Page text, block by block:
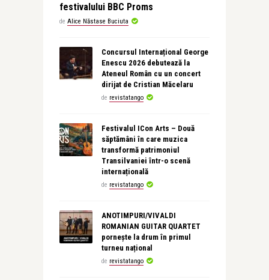
festivalului BBC Proms
de Alice Năstase Buciuta
Concursul Internațional George
Enescu 2026 debutează la
Ateneul Român cu un concert
dirijat de Cristian Măcelaru
de revistatango
Festivalul ICon Arts – Două
săptămâni în care muzica
transformă patrimoniul
Transilvaniei într-o scenă
internațională
de revistatango
ANOTIMPURI/VIVALDI
ROMANIAN GUITAR QUARTET
pornește la drum în primul
turneu național
de revistatango